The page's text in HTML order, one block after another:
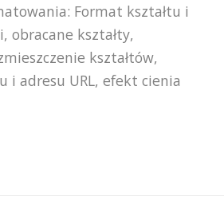
Format kształtu i
obracane kształty,
kształtów,
i adresu URL, efekt cienia